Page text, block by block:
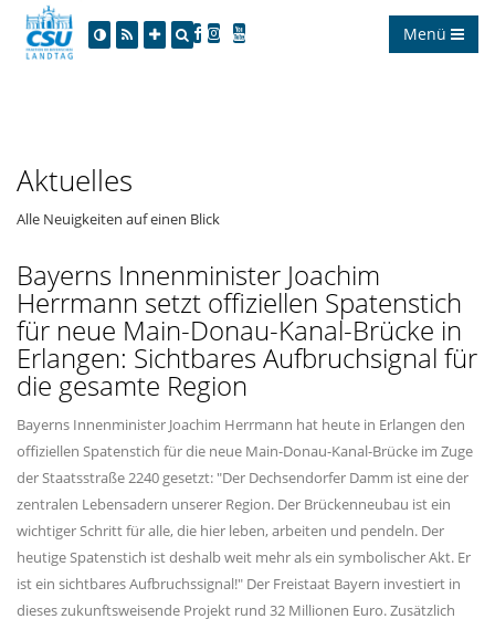
Menü
Aktuelles
Alle Neuigkeiten auf einen Blick
Bayerns Innenminister Joachim
Herrmann setzt offiziellen Spatenstich
für neue Main-Donau-Kanal-Brücke in
Erlangen: Sichtbares Aufbruchsignal für
die gesamte Region
Bayerns Innenminister Joachim Herrmann hat heute in Erlangen den
offiziellen Spatenstich für die neue Main-Donau-Kanal-Brücke im Zuge
der Staatsstraße 2240 gesetzt: "Der Dechsendorfer Damm ist eine der
zentralen Lebensadern unserer Region. Der Brückenneubau ist ein
wichtiger Schritt für alle, die hier leben, arbeiten und pendeln. Der
heutige Spatenstich ist deshalb weit mehr als ein symbolischer Akt. Er
ist ein sichtbares Aufbruchssignal!" Der Freistaat Bayern investiert in
dieses zukunftsweisende Projekt rund 32 Millionen Euro. Zusätzlich